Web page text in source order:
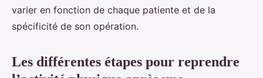
varier en fonction de chaque patiente et de la
spécificité de son opération.
Les différentes étapes pour reprendre